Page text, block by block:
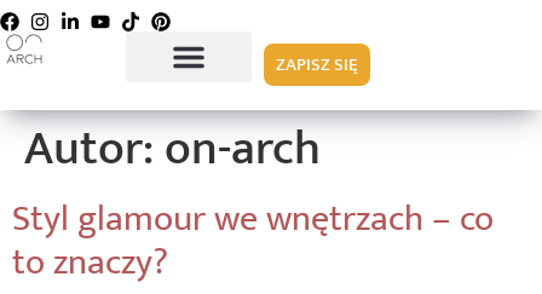
ZAPISZ SIĘ
Autor:on-arch
Styl glamour we wnętrzach – co
to znaczy?